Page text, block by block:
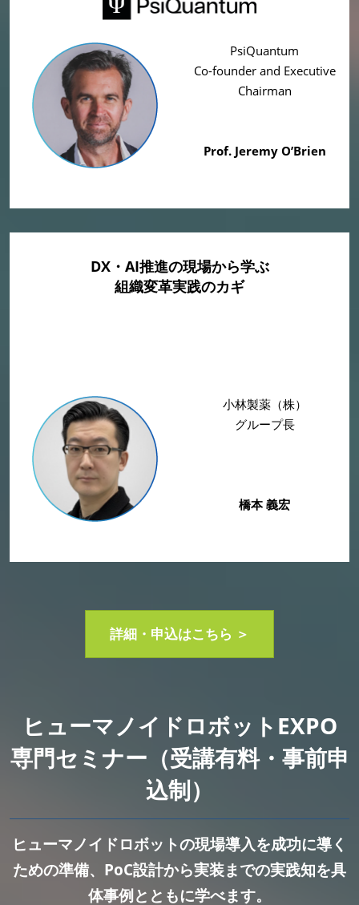
PsiQuantum
Co-founder and Executive
Chairman
Prof. Jeremy O’Brien
DX・AI推進の現場から学ぶ
組織変革実践のカギ
小林製薬（株）
グループ長
橋本 義宏
詳細・申込はこちら ＞
ヒューマノイドロボットEXPO
専門セミナー（受講有料・事前申
込制）
ヒューマノイドロボットの現場導入を成功に導く
ための準備、PoC設計から実装までの実践知を具
体事例とともに学べます。